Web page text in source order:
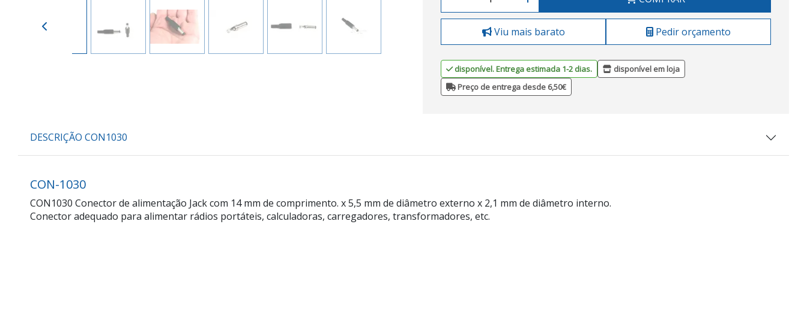
Viu mais barato Pedir orçamento
disponível. Entrega estimada 1-2 dias.
disponível em loja
Preço de entrega desde 6,50€
DESCRIÇÃO CON1030
CON-1030
CON1030 Conector de alimentação Jack com 14 mm de comprimento. x 5,5 mm de diâmetro externo x 2,1 mm de diâmetro interno.
Conector adequado para alimentar rádios portáteis, calculadoras, carregadores, transformadores, etc.